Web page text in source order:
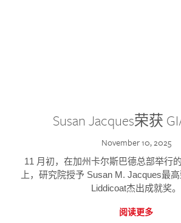
Susan Jacques荣获
November 10, 2025
11 月初，在加州卡尔斯巴德总部举行
上，研究院授予 Susan M. Jacques最
Liddicoat杰出成就奖。
阅读更多